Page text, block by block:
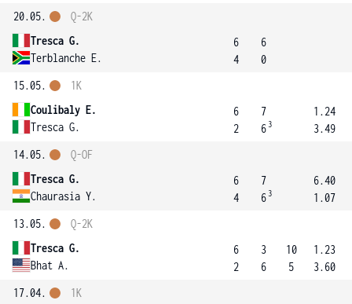
20.05.
Tresca G.
Terblanche E.
Q-2K
6
4
6
0
15.05.
Coulibaly E.
Tresca G.
1K
6
2
7
6 3
1.24
3.49
14.05.
Tresca G.
Chaurasia Y.
Q-OF
6
4
7
6 3
6.40
1.07
13.05.
Tresca G.
Bhat A.
Q-2K
6
2
3
6
10
5
1.23
3.60
17.04.
1K